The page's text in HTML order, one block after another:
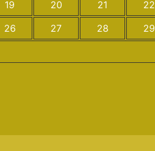
19 20 21 22
26 27 28 29